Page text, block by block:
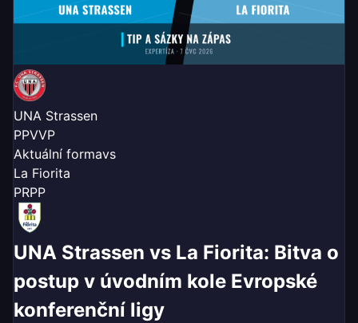
UNA Strassen
PPVVP
Aktuální formavs
La Fiorita
PRPP
UNA Strassen vs La Fiorita: Bitva o
postup v úvodním kole Evropské
konferenční ligy